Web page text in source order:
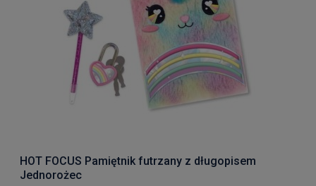
HOT FOCUS Pamiętnik futrzany z długopisem
Jednorożec